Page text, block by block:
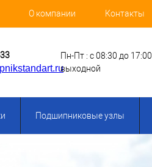
О компании Контакты
Пн-Пт : с 08:30 до 17:00
выходной
Подшипниковые узлы